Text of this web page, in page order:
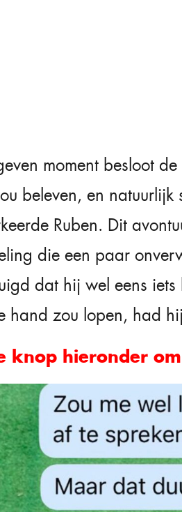
moment besloot
beleven, en
Ruben. Dit
die een paar
dat hij wel eens
hand zou lopen, had
knop hieronder